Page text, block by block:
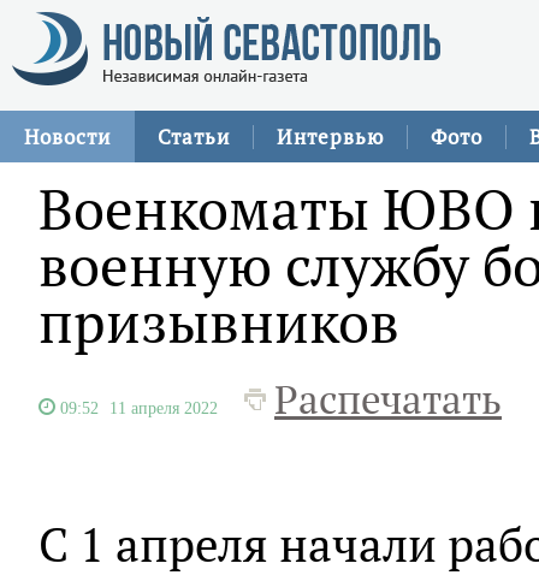
Новости Статьи Интервью Фото
Военкоматы ЮВО
военную службу
призывников
09:52 11 апреля 2022 Распечатать
С 1 апреля начали